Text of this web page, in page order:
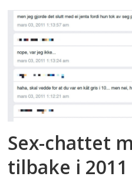
Sex-chattet
tilbake i 2011